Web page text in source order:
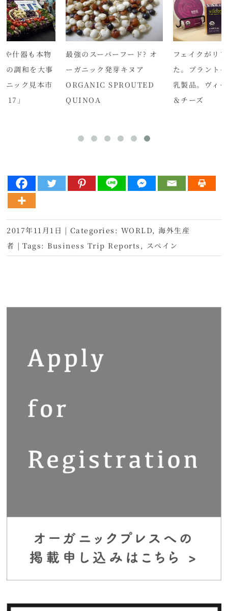
ーフード? オ
芽キヌア
フェイクがリアルに近づい
た。プラントベースの代替
乳製品。ヴィーガンバター
＆チーズ
オーガニック
作った「ヴィ
ア」その隠し
2017年11月1日 | Categories: WORLD,海外生産
者 | Tags:Business Trip Reports , スペイン